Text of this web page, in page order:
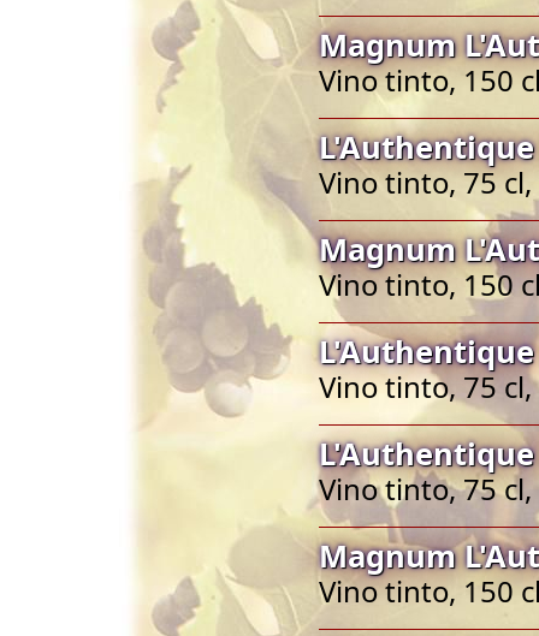
Magnum
Vino tinto, 150
L'Authentique
Vino tinto, 75 cl,
Magnum
Vino tinto, 150
L'Authentique
Vino tinto, 75 cl,
L'Authentique
Vino tinto, 75 cl,
Magnum
Vino tinto, 150